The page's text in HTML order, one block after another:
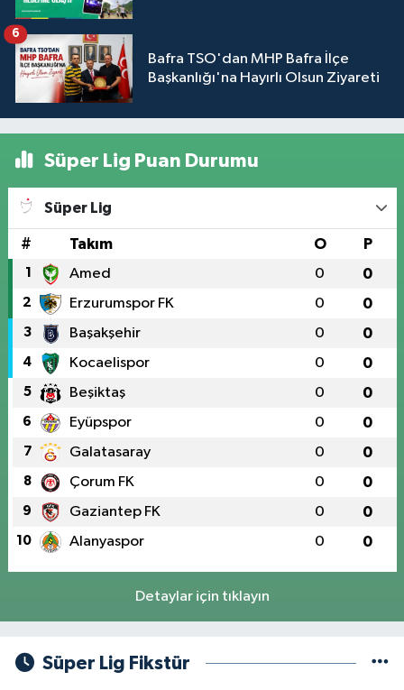
Bafra TSO'dan MHP Bafra İlçe
Başkanlığı'na Hayırlı Olsun Ziyareti
6
Süper Lig Puan Durumu
Süper Lig
# Takım O P
1 Amed 0 0
2 Erzurumspor FK 0 0
3 Başakşehir 0 0
4 Kocaelispor 0 0
5 Beşiktaş 0 0
6 Eyüpspor 0 0
7 Galatasaray 0 0
8 Çorum FK 0 0
9 Gaziantep FK 0 0
10 Alanyaspor 0 0
Detaylar için tıklayın
Süper Lig Fikstür